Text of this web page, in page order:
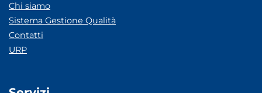
Chi siamo
Sistema Gestione Qualità
Contatti
URP